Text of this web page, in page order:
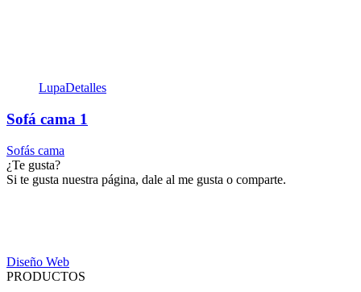
LupaDetalles
Sofá cama 1
Sofás cama
¿Te gusta?
Si te gusta nuestra página, dale al me gusta o comparte.
Diseño Web
PRODUCTOS